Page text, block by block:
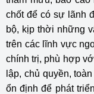
chốt để có sự lãnh
bộ, kịp thời những
trên các lĩnh vực
chính trị, phù hợp
lập, chủ quyền,
ổn định để phát